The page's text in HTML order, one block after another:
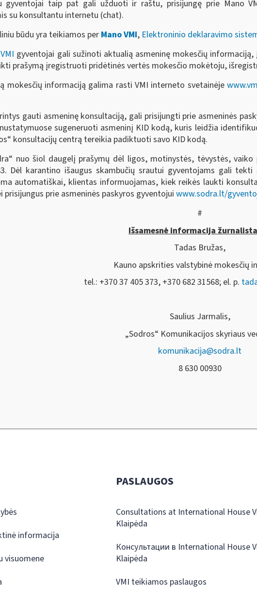
gyventojai taip pat gali užduoti ir raštu, prisijungę prie Mano
su konsultantu internetu (chat).
būdu yra teikiamos per Mano VMI, Elektroninio deklaravimo
gyventojai gali sužinoti aktualią asmeninę mokesčių
prašymą įregistruoti pridėtinės vertės mokesčio mokėtoju,
mokesčių informaciją galima rasti VMI interneto svetainėje
gauti asmeninę konsultaciją, gali prisijungti prie asmeninės
sugeneruoti asmeninį KID kodą, kuris leidžia
konsultacijų centrą tereikia padiktuoti savo KID kodą.
nuo šiol daugelį prašymų dėl ligos, motinystės, tėvystės,
Dėl karantino išaugus skambučių srautui gyventojams gali
automatiškai, klientas informuojamas, kiek reikės laukti
prisijungus prie asmeninės paskyros gyventojui www.sodra.lt/
#
Išsamesnė informacija
Tadas Bružas,
Kauno apskrities valstybinė mokesčių
tel.: +370 37 405 373, +370 682 31568; el. p.
Saulius Jarmalis,
„Sodros“ Komunikacijos skyriaus
komunikacija@sodra.lt
8 630 00930
informacija
visuomene
PASLAUGOS
Consultations at International House
Klaipėda
Консультации в International House
Klaipėda
VMI teikiamos paslaugos